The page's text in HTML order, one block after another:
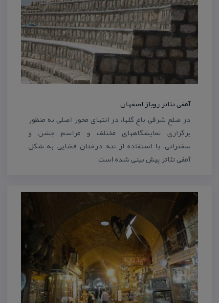
آمفی تئاتر روباز اصفهان
در ضلع شرقی باغ گلها، در انتهای محور اصلی به منظور
برگزاری نمایشگاههای مختلف و مراسم جشن و
سخنرانی، با استفاده از تنه درختان فضایی به شكل
آمفی تئاتر پیش بینی شده است